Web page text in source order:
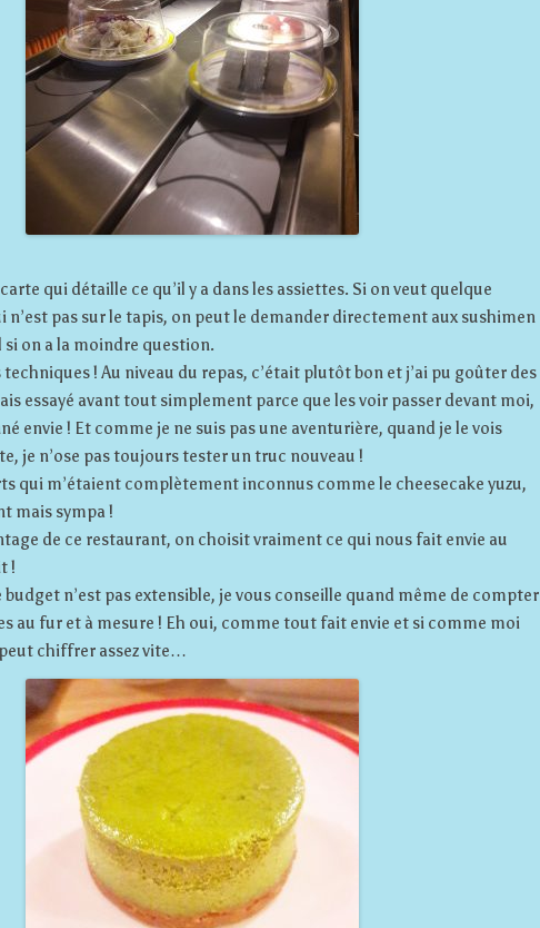
qui détaille ce qu’il y a dans les assiettes. Si on veut quelque
n’est pas sur le tapis, on peut le demander directement aux sushimen
si on a la moindre question.
! Au niveau du repas, c’était plutôt bon et j’ai pu goûter des
essayé avant tout simplement parce que les voir passer devant moi,
envie ! Et comme je ne suis pas une aventurière, quand je le vois
je n’ose pas toujours tester un truc nouveau !
qui m’étaient complètement inconnus comme le cheesecake yuzu,
mais sympa !
de ce restaurant, on choisit vraiment ce qui nous fait envie au
!
budget n’est pas extensible, je vous conseille quand même de compter
au fur et à mesure ! Eh oui, comme tout fait envie et si comme moi
chiffrer assez vite…